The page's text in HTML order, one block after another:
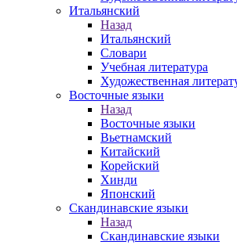
Итальянский
Назад
Итальянский
Словари
Учебная литература
Художественная
Восточные языки
Назад
Восточные языки
Вьетнамский
Китайский
Корейский
Хинди
Японский
Скандинавские языки
Назад
Скандинавские языки